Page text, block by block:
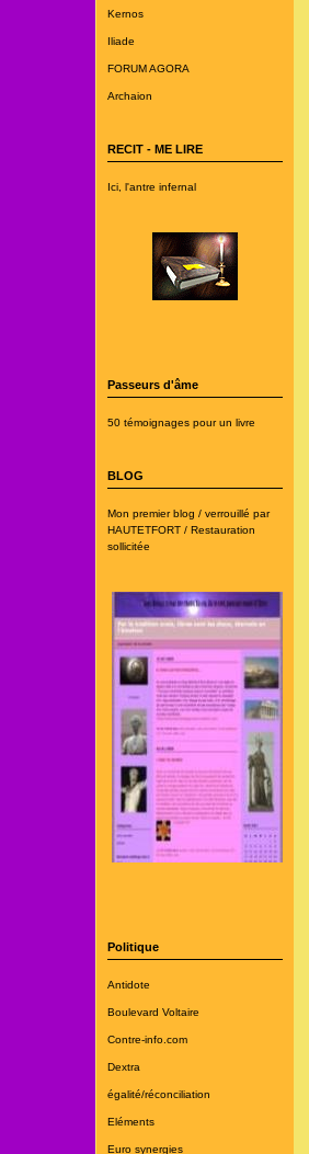
Kernos
Iliade
FORUM AGORA
Archaion
RECIT - ME LIRE
Ici, l'antre infernal
Passeurs d'âme
50 témoignages pour un livre
BLOG
Mon premier blog / verrouillé par
HAUTETFORT / Restauration
sollicitée
Politique
Antidote
Boulevard Voltaire
Contre-info.com
Dextra
égalité/réconciliation
Eléments
Euro synergies